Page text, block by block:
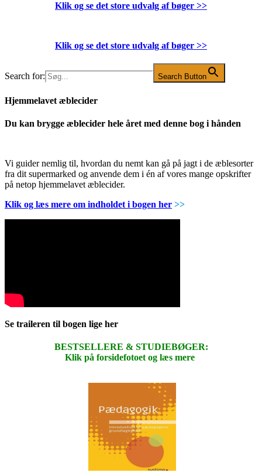
Klik og se det store udvalg af bøger >>
Klik og se det store udvalg af bøger >>
Search for: Search Button
Hjemmelavet æblecider
Du kan brygge æblecider hele året med denne bog i hånden
Vi guider nemlig til, hvordan du nemt kan gå på jagt i de æblesorter
fra dit supermarked og anvende dem i én af vores mange opskrifter
på netop hjemmelavet æblecider.
Klik og læs mere om indholdet i bogen her >>
Se traileren til bogen lige her
BESTSELLERE & STUDIEBØGER:
Klik på forsidefotoet og læs mere